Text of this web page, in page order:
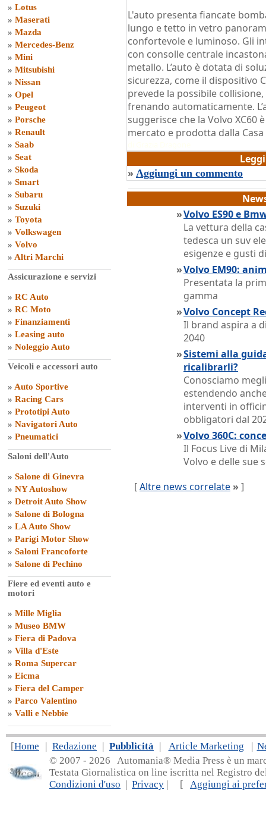
» Lotus
» Maserati
» Mazda
» Mercedes-Benz
» Mini
» Mitsubishi
» Nissan
» Opel
» Peugeot
» Porsche
» Renault
» Saab
» Seat
» Skoda
» Smart
» Subaru
» Suzuki
» Toyota
» Volkswagen
» Volvo
» Altri Marchi
Assicurazione e servizi
» RC Auto
» RC Moto
» Finanziamenti
» Leasing auto
» Noleggio Auto
Veicoli e accessori auto
» Auto Sportive
» Racing Cars
» Prototipi Auto
» Navigatori Auto
» Pneumatici
Saloni dell'Auto
» Salone di Ginevra
» NY Autoshow
» Detroit Auto Show
» Salone di Bologna
» LA Auto Show
» Parigi Motor Show
» Saloni Francoforte
» Salone di Pechino
Fiere ed eventi auto e
motori
» Mille Miglia
» Museo BMW
» Fiera di Padova
» Villa d'Este
» Roma Supercar
» Eicma
» Fiera del Camper
» Parco Valentino
» Valli e Nebbie
L'auto presenta fiancate
lungo e tetto in vetro
confortevole e luminoso. Gli
con consolle centrale
metallo. L’auto è dotata di
sicurezza, come il dispositivo
prevede la possibile
frenando automaticamente.
suggerisce che la Volvo
mercato e prodotta dalla Casa
» Aggiungi un commento
»Volvo ES90 e
La vettura della
tedesca un suv
esigenze e gusti
»Volvo EM90:
Presentata la
gamma
»Volvo Concept
Il brand aspira a
2040
»Sistemi alla
ricalibrarli?
Conosciamo
estendendo
interventi in
obbligatori dal
»Volvo 360C:
Il Focus Live di
Volvo e delle sue
[Altre news correlate » ]
[Home | Redazione | Pubblicità | Article Marketing |
© 2007 - 2026 Automania® Media Press è un
Testata Giornalistica on line iscritta nel Registro
Condizioni d'uso | Privacy | [ Aggiungi ai